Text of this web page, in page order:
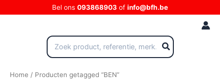
naar
Bel ons 093868903 of info@bfh.be
Zoeken
naar:
Home / Producten getagged “BEN”